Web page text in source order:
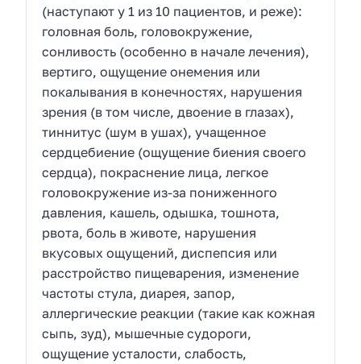
(наступают у 1 из 10 пациентов, и реже):
головная боль, головокружение,
сонливость (особенно в начале лечения),
вертиго, ощущение онемения или
покалывания в конечностях, нарушения
зрения (в том числе, двоение в глазах),
тиннитус (шум в ушах), учащенное
сердцебиение (ощущение биения своего
сердца), покраснение лица, легкое
головокружение из-за пониженного
давления, кашель, одышка, тошнота,
рвота, боль в животе, нарушения
вкусовых ощущений, диспепсия или
расстройство пищеварения, изменение
частоты стула, диарея, запор,
аллергические реакции (такие как кожная
сыпь, зуд), мышечные судороги,
ощущение усталости, слабость,